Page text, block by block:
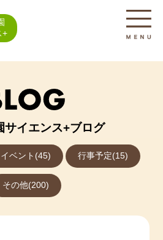
+
サイエンス+ブログ
イベント(45) 行事予定(15)
その他(200)